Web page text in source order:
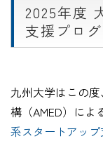
2025年度
支援プロ
九州大学はこの
構（AMED）によ
系スタートアップ